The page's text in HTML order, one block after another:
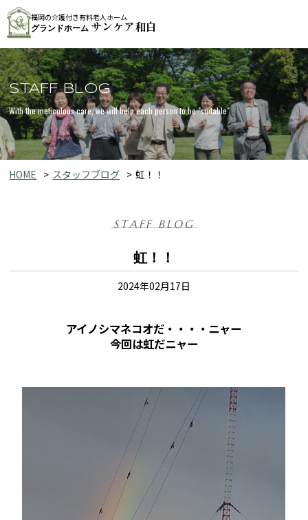
福岡の介護付き有料老人ホーム
グランドホーム サンケア和白
STAFF BLOG
With the meticulous care, we will help each person to be "suitable"
HOME スタッフブログ 虹！！
STAFF BLOG
虹！！
2024年02月17日
アイノシマネコオだ・・・・ニャー
今回は虹だニャー